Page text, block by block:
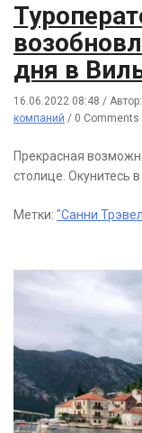
дня в
16.06.2022 08:48 /
компаний / 0 Comments
Прекрасная
столице. Окунитесь
Метки: "Санни